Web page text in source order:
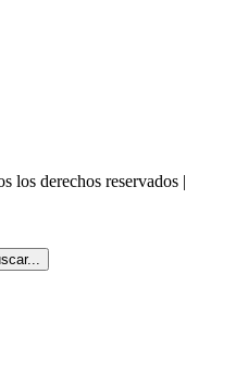
los derechos reservados |